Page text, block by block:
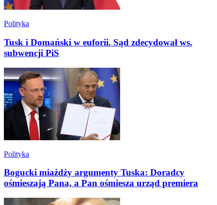
Polityka
Tusk i Domański w euforii. Sąd zdecydował ws.
subwencji PiS
Polityka
Bogucki miażdży argumenty Tuska: Doradcy
ośmieszają Pana, a Pan ośmiesza urząd premiera